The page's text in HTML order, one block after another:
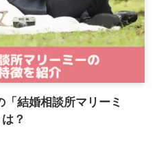
結婚相談所マリーミ
？